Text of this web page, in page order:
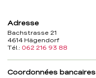
Adresse
Bachstrasse 21
4614 Hägendorf
Tél.: 062 216 93 88
Coordonnées bancaires